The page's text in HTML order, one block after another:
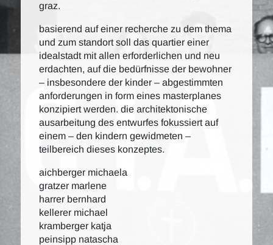
graz.
basierend auf einer recherche zu dem thema
und zum standort soll das quartier einer
idealstadt mit allen erforderlichen und neu
erdachten, auf die bedürfnisse der bewohner
– insbesondere der kinder – abgestimmten
anforderungen in form eines masterplanes
konzipiert werden. die architektonische
ausarbeitung des entwurfes fokussiert auf
einem – den kindern gewidmeten –
teilbereich dieses konzeptes.
aichberger michaela
gratzer marlene
harrer bernhard
kellerer michael
kramberger katja
peinsipp natascha